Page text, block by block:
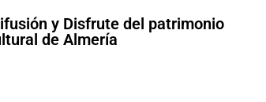
y Disfrute del patrimonio
de Almería